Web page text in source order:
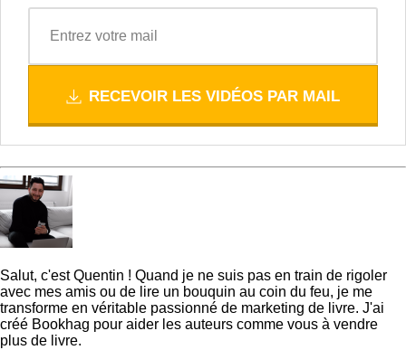
RECEVOIR LES VIDÉOS PAR MAIL
Salut, c'est Quentin ! Quand je ne suis pas en train de rigoler
avec mes amis ou de lire un bouquin au coin du feu, je me
transforme en véritable passionné de marketing de livre. J'ai
créé Bookhag pour aider les auteurs comme vous à vendre
plus de livre.